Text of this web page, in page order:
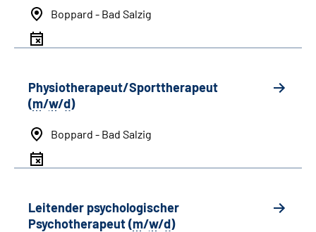
Boppard - Bad Salzig
Physiotherapeut/Sporttherapeut
(m/w/d)
Boppard - Bad Salzig
Leitender psychologischer
Psychotherapeut (m/w/d)